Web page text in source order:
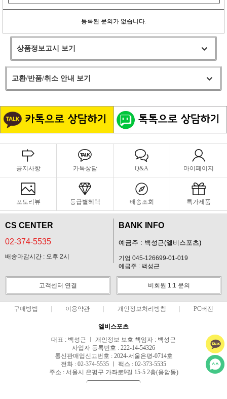
등록된 문의가 없습니다.
상품정보고시 보기
교환/반품/취소 안내 보기
공지사항 카톡상담 Q&A 마이페이지
포토리뷰 등급별혜택 배송조회 특가제품
CS CENTER
02-374-5535
배송마감시간 : 오후 2시
BANK INFO
예금주 : 백성근(엘비스포츠)
기업 045-126699-01-019
예금주 : 백성근
고객센터 연결 비회원 1:1 문의
구매방법 이용약관 개인정보처리방침 PC버전
엘비스포츠
대표 : 백성근 ㅣ 개인정보 보호 책임자 : 백성근
사업자 등록번호 : 222-14-54326
통신판매업신고번호 : 2024-서울은평-0714호
전화 : 02-374-5535 ㅣ 팩스 : 02-373-5535
주소 : 서울시 은평구 가좌로9길 15-5 2층(응암동)